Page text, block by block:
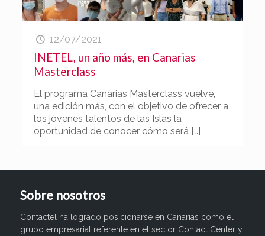
12/07/2021
INETEL, un año más, en Canarias
Masterclass
El programa Canarias Masterclass vuelve,
una edición más, con el objetivo de ofrecer a
los jóvenes talentos de las Islas la
oportunidad de conocer cómo será […]
Sobre nosotros
Contactel ha logrado posicionarse en Canarias como el
grupo empresarial referente en el sector Contact Center y